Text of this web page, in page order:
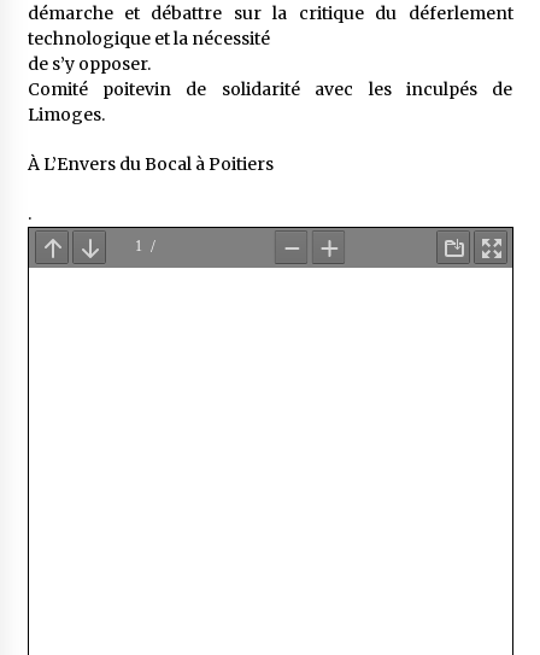
démarche et débattre sur la critique du déferlement
technologique et la nécessité
de s’y opposer.
Comité poitevin de solidarité avec les inculpés de
Limoges.
À L’Envers du Bocal à Poitiers
.